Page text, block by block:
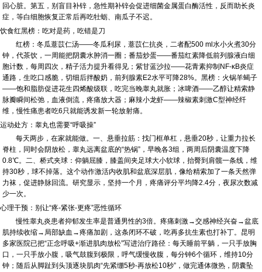
回心脏。第五，别盲目补锌，急性期补锌会促进细菌金属蛋白酶活性，反而助长炎
症，等白细胞恢复正常后再吃牡蛎、南瓜子不迟。
饮食红黑榜：吃对是药，吃错是刀
红榜：冬瓜薏苡仁汤——冬瓜利尿，薏苡仁抗炎，二者配500 ml水小火煮30分
钟，代茶饮，一周能把阴囊水肿消一圈；番茄炒蛋——番茄红素降低前列腺液白细
胞计数，每周四次，精子活力提升看得见；紫甘蓝沙拉——花青素抑制NF-κB炎症
通路，生吃口感脆，切细后拌酸奶，前列腺素E2水平可降28%。黑榜：火锅羊蝎子
——饱和脂肪促进花生四烯酸级联，吃完当晚睾丸就胀；冰啤酒——乙醇让精索静
脉瓣瞬间松弛，血液倒流，疼痛放大器；麻辣小龙虾——辣椒素刺激C型神经纤
维，慢性痛患者吃6只就能诱发新一轮放射痛。
运动处方：睾丸也需要“呼吸操”
每天两步，在家就能做。一、悬垂拉筋：找门框单杠，悬垂20秒，让重力拉长
脊柱，同时会阴放松，睾丸远离盆底的“热锅”，早晚各3组，两周后阴囊温度下降
0.8℃。二、桥式夹球：仰躺屈膝，膝盖间夹足球大小软球，抬臀到肩髋一条线，维
持30秒，球不掉落。这个动作激活内收肌和盆底深层肌，像给精索加了一条天然弹
力袜，促进静脉回流。研究显示，坚持一个月，疼痛评分平均降2.4分，夜尿次数减
少一次。
心理干预：别让“疼-紧张-更疼”恶性循环
慢性睾丸炎患者抑郁发生率是普通男性的3倍。疼痛刺激→交感神经兴奋→盆底
肌持续收缩→局部缺血→疼痛加剧，这条闭环不破，吃再多抗生素也打补丁。昆明
多家医院已把“正念呼吸+渐进肌肉放松”写进治疗路径：每天睡前平躺，一只手放胸
口，一只手放小腹，吸气鼓腹到极限，呼气缓慢收腹，每分钟6个循环，维持10分
钟；随后从脚趾到头顶逐块肌肉“先紧绷5秒-再放松10秒”，做完通体微热，阴囊坠